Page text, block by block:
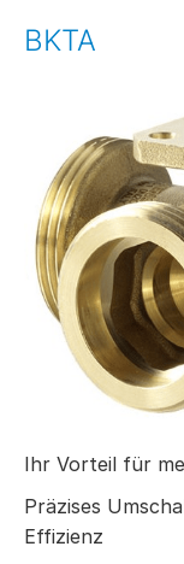
BKTA
Ihr Vorteil für
Präzises
Effizienz